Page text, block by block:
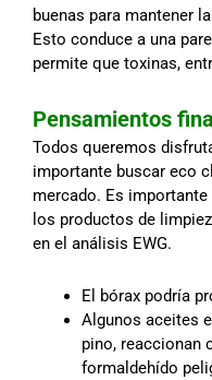
buenas para mantener
Esto conduce a una
permite que toxinas,
Pensamientos
Todos queremos
importante buscar eco
mercado. Es
los productos de
en el análisis EWG.
El bórax podría
Algunos aceites
pino, reaccionan
formaldehído